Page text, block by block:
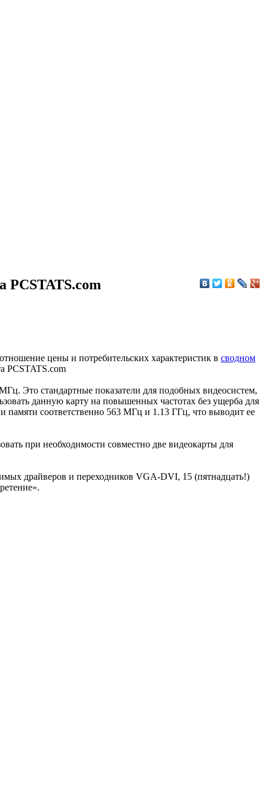
PCSTATS.com
цены и потребительских характеристик в сводном
PCSTATS.com
Это стандартные показатели для подобных видеосистем,
данную карту на повышенных частотах без ущерба для
и памяти соответственно 563 МГц и 1.13 ГГц, что выводит ее
при необходимости совместно две видеокарты для
драйверов и переходников VGA-DVI, 15 (пятнадцать!)